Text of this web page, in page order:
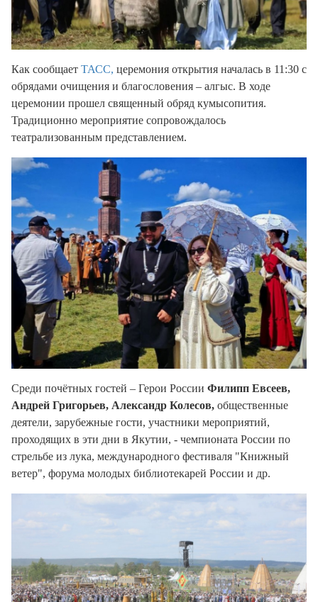
Как сообщает ТАСС, церемония открытия началась в 11:30 с
обрядами очищения и благословения – алгыс. В ходе
церемонии прошел священный обряд кумысопития.
Традиционно мероприятие сопровождалось
театрализованным представлением.
Среди почётных гостей – Герои России Филипп Евсеев,
Андрей Григорьев, Александр Колесов, общественные
деятели, зарубежные гости, участники мероприятий,
проходящих в эти дни в Якутии, - чемпионата России по
стрельбе из лука, международного фестиваля "Книжный
ветер", форума молодых библиотекарей России и др.